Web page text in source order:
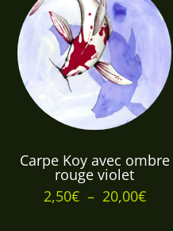
Carpe Koy avec ombre
rouge violet
2,50€ – 20,00€Plage